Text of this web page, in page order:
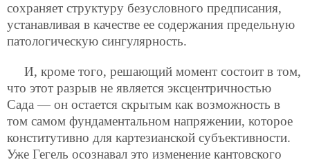
сохраняет структуру безусловного предписания,
устанавливая в качестве ее содержания предельную
патологическую сингулярность.
И, кроме того, решающий момент состоит в том,
что этот разрыв не является эксцентричностью
Сада — он остается скрытым как возможность в
том самом фундаментальном напряжении, которое
конститутивно для картезианской субъективности.
Уже Гегель осознавал это изменение кантовского